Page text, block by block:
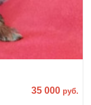
35 000 руб.